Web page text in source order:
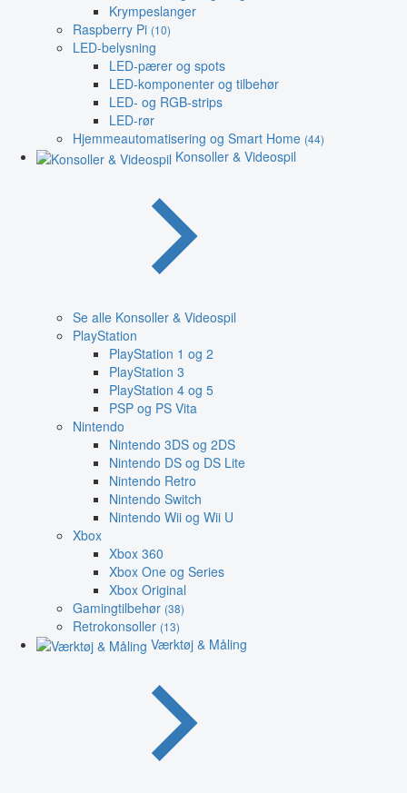
Krympeslanger
Raspberry Pi (10)
LED-belysning
LED-pærer og spots
LED-komponenter og tilbehør
LED- og RGB-strips
LED-rør
Hjemmeautomatisering og Smart Home (44)
Konsoller & Videospil
Se alle Konsoller & Videospil
PlayStation
PlayStation 1 og 2
PlayStation 3
PlayStation 4 og 5
PSP og PS Vita
Nintendo
Nintendo 3DS og 2DS
Nintendo DS og DS Lite
Nintendo Retro
Nintendo Switch
Nintendo Wii og Wii U
Xbox
Xbox 360
Xbox One og Series
Xbox Original
Gamingtilbehør (38)
Retrokonsoller (13)
Værktøj & Måling